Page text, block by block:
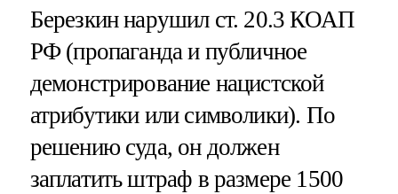
Березкин нарушил ст. 20.3 КОАП
РФ (пропаганда и публичное
демонстрирование нацистской
атрибутики или символики). По
решению суда, он должен
заплатить штраф в размере 1500